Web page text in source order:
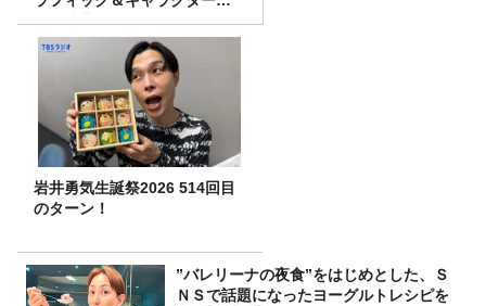
攻の遠藤里桜さん！
岩井勇気生誕祭2026 514回目
のターン！
”バレリーナの夜食”をはじめとした、Ｓ
ＮＳで話題になったヨーグルトレシピを